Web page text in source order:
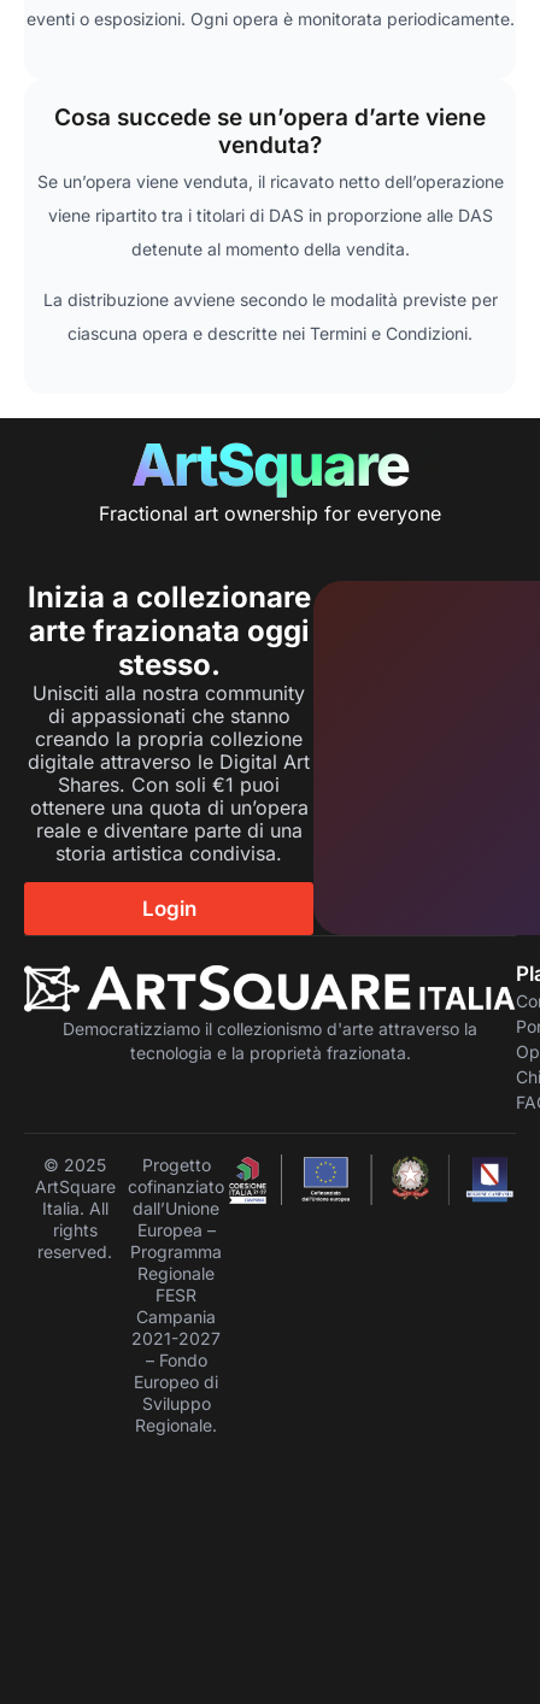
eventi o esposizioni. Ogni opera è monitorata periodicamente.
Cosa succede se un’opera d’arte viene
venduta?
Se un’opera viene venduta, il ricavato netto dell’operazione
viene ripartito tra i titolari di DAS in proporzione alle DAS
detenute al momento della vendita.
La distribuzione avviene secondo le modalità previste per
ciascuna opera e descritte nei Termini e Condizioni.
ArtSquare
Fractional art ownership for everyone
Inizia a collezionare
arte frazionata oggi
stesso.
Unisciti alla nostra community
di appassionati che stanno
creando la propria collezione
digitale attraverso le Digital Art
Shares. Con soli €1 puoi
ottenere una quota di un’opera
reale e diventare parte di una
storia artistica condivisa.
Login
Democratizziamo il collezionismo d'arte attraverso la
tecnologia e la proprietà frazionata.
© 2025
ArtSquare
Italia. All
rights
reserved.
Progetto
cofinanziato
dall’Unione
Europea –
Programma
Regionale
FESR
Campania
2021-2027
– Fondo
Europeo di
Sviluppo
Regionale.